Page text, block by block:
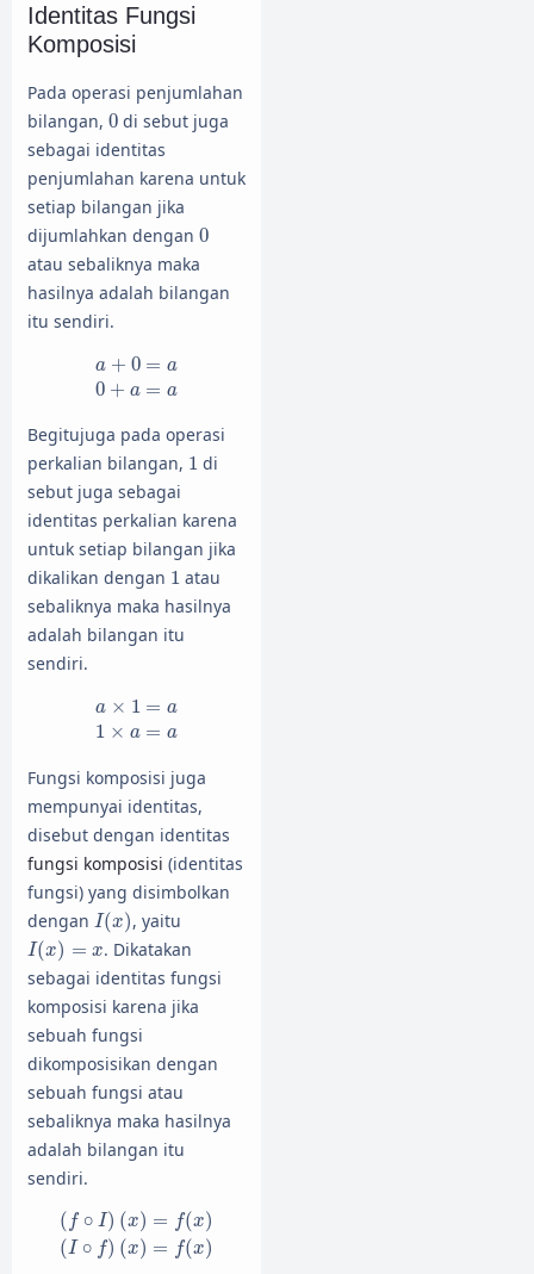
Identitas Fungsi
Komposisi
Pada operasi penjumlahan
bilangan, 0
0 di sebut juga
sebagai identitas
penjumlahan karena untuk
setiap bilangan jika
dijumlahkan dengan 0
0
atau sebaliknya maka
hasilnya adalah bilangan
itu sendiri.
a + 0 = a
0 + a = a
0 =a
Begitujuga pada operasi
perkalian bilangan, 1
1 di
sebut juga sebagai
identitas perkalian karena
untuk setiap bilangan jika
dikalikan dengan 1
1 atau
sebaliknya maka hasilnya
adalah bilangan itu
sendiri.
a × 1 = a
1 × a = a
=
Fungsi komposisi juga
mempunyai identitas,
disebut dengan identitas
fungsi komposisi (identitas
fungsi) yang disimbolkan
dengan I(x)
I(x) , yaitu
I(x) = x
I(x)=
. Dikatakan
sebagai identitas fungsi
komposisi karena jika
sebuah fungsi
dikomposisikan dengan
sebuah fungsi atau
sebaliknya maka hasilnya
adalah bilangan itu
sendiri.
( f ∘ I) (x) = f(x)
(I ∘ f) (x) = f(x)
f ∘ I) x) =f(x ∘f)(x